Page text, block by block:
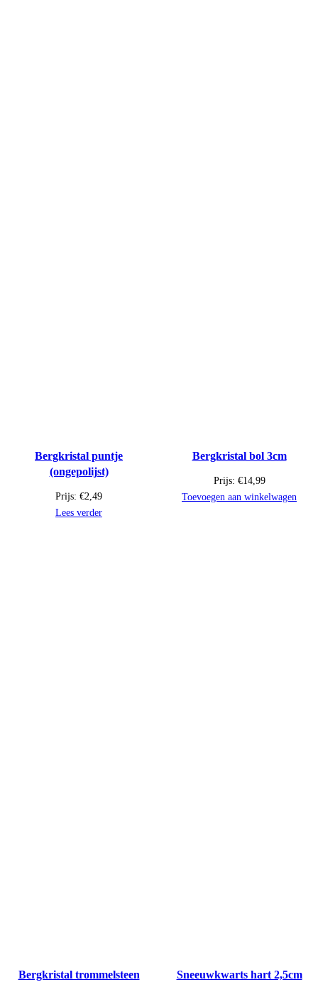
Bergkristal puntje
(ongepolijst)
Prijs: €2,49
Lees verder
Bergkristal bol 3cm
Prijs: €14,99
Toevoegen aan winkelwagen
Bergkristal trommelsteen Sneeuwkwarts hart 2,5cm